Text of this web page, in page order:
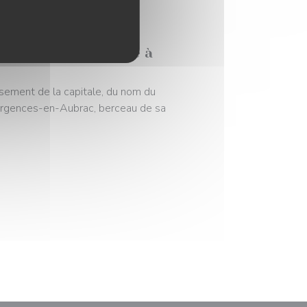
rend hommage à
de la capitale, du nom du
en-Aubrac, berceau de sa